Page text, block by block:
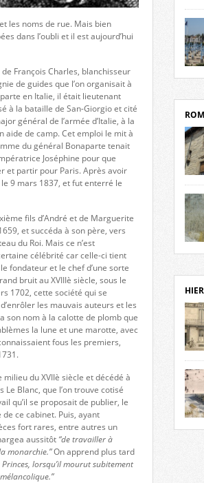
les noms de rue. Mais bien
dans l’oubli et il est aujourd’hui
François Charles, blanchisseur
de guides que l’on organisait à
en Italie, il était lieutenant
à la bataille de San-Giorgio et cité
général de l’armée d’Italie, à la
aide de camp. Cet emploi le mit à
du général Bonaparte tenait
Joséphine pour que
et partir pour Paris. Après avoir
9 mars 1837, et fut enterré le
fils d’André et de Marguerite
et succéda à son père, vers
du Roi. Mais ce n’est
célébrité car celle-ci tient
fondateur et le chef d’une sorte
bruit au XVIIIè siècle, sous le
1702, cette société qui se
les mauvais auteurs et les
son nom à la calotte de plomb que
la lune et une marotte, avec
fous les premiers,
du XVIIè siècle et décédé à
Blanc, que l’on trouve cotisé
qu’il se proposait de publier, le
ce cabinet. Puis, ayant
fort rares, entre autres un
aussitôt “de travailler à
monarchie.”On apprend plus tard
lorsqu’il mourut subitement
par
de